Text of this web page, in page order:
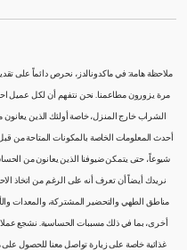
ملاحظة هامة: في ماكدونالدز، نحرص دائماً على
مرة يزورون مطاعمنا. نحن نتفهم أن لكل عميل
الشراب خارج المنزل، خاصة أولئك الذين يعانون
أحدث المعلومات الخاصة بالمكونات المتاحة من قبل
شيوعاً، حتى يتمكن ضيوفنا الذين يعانون من
نريدك أيضاً أن تعرف أنه على الرغم من اتخاذ
مناطق الطهي والتحضير المشتركة، والمعدات
أخرى، بما في ذلك مسببات الحساسية. نشجع
غذائية خاصة على زيارة تواصل معنا للحصول